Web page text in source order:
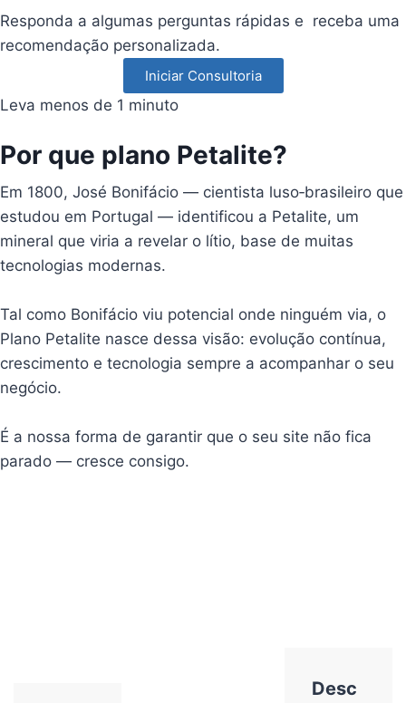
Responda a algumas perguntas rápidas e receba uma
recomendação personalizada.
Iniciar Consultoria
Leva menos de 1 minuto
Por que plano Petalite?
Em 1800, José Bonifácio — cientista luso‑brasileiro que
estudou em Portugal — identificou a Petalite, um
mineral que viria a revelar o lítio, base de muitas
tecnologias modernas.
Tal como Bonifácio viu potencial onde ninguém via, o
Plano Petalite nasce dessa visão: evolução contínua,
crescimento e tecnologia sempre a acompanhar o seu
negócio.
É a nossa forma de garantir que o seu site não fica
parado — cresce consigo.
Desc